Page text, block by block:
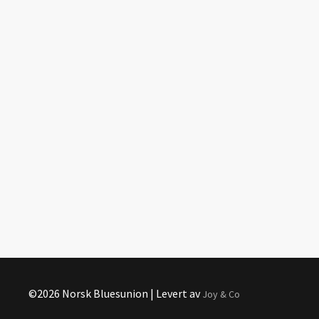
©2026 Norsk Bluesunion | Levert avJoy & Co